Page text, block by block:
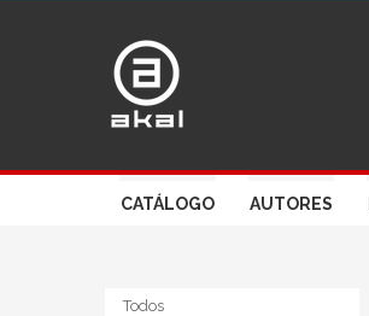
CATÁLOGO AUTORES
Todos